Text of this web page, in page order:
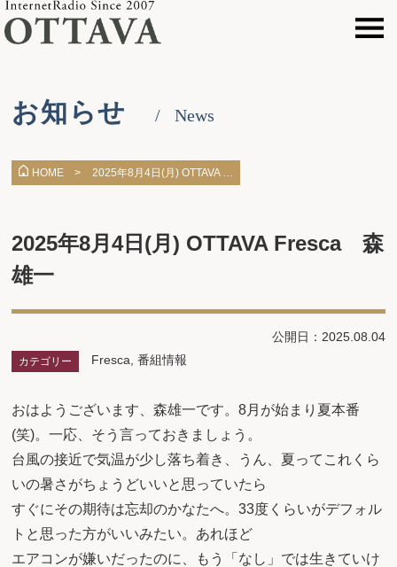
お知らせ News
HOME > 2025年8月4日(月) OTTAVA …
2025年8月4日(月) OTTAVA Fresca 森
雄一
公開日：2025.08.04
カテゴリー Fresca ,番組情報
おはようございます、森雄一です。8月が始まり夏本番
(笑)。一応、そう言っておきましょう。
台風の接近で気温が少し落ち着き、うん、夏ってこれくら
いの暑さがちょうどいいと思っていたら
すぐにその期待は忘却のかなたへ。33度くらいがデフォル
トと思った方がいいみたい。あれほど
エアコンが嫌いだったのに、もう「なし」では生きていけ